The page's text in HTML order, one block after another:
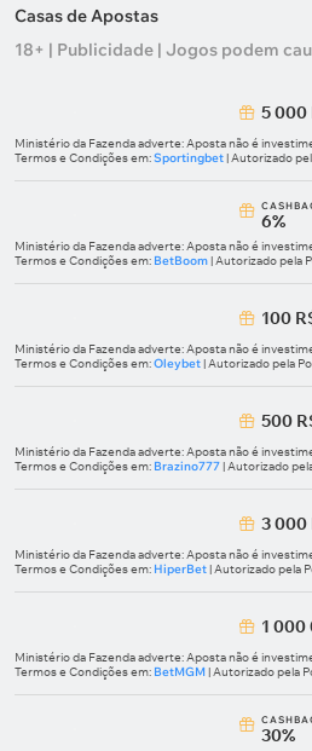
Casas de Apostas
18+ | Publicidade | Jogos podem
5 000
Ministério da Fazenda adverte: Aposta não é
Termos e Condições em:Sportingbet| Autorizado
6%
Ministério da Fazenda adverte: Aposta não é
Termos e Condições em: BetBoom| Autorizado pela
100
Ministério da Fazenda adverte: Aposta não é
Termos e Condições em:Oleybet| Autorizado pela
500
Ministério da Fazenda adverte: Aposta não é
Termos e Condições em: Brazino777| Autorizado
3 000
Ministério da Fazenda adverte: Aposta não é
Termos e Condições em: HiperBet| Autorizado pela
1 000
Ministério da Fazenda adverte: Aposta não é
Termos e Condições em: BetMGM| Autorizado pela
30%